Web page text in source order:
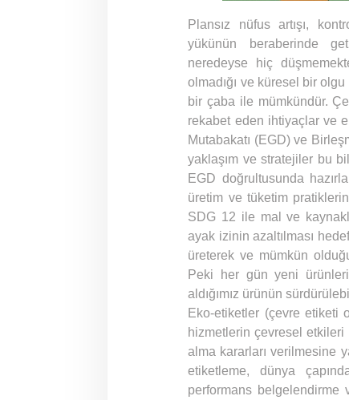
Plansız nüfus artışı,
yükünün beraberinde
neredeyse hiç
olmadığı ve küresel bir
bir çaba ile mümkündür.
rekabet eden ihtiyaçlar ve
Mutabakatı (EGD) ve
yaklaşım ve stratejiler bu
EGD doğrultusunda
üretim ve tüketim
SDG 12 ile mal ve
ayak izinin azaltılması
üreterek ve mümkün
Peki her gün yeni
aldığımız ürünün
Eko-etiketler (çevre etiketi
hizmetlerin çevresel etkileri
alma kararları verilmesine
etiketleme, dünya
performans